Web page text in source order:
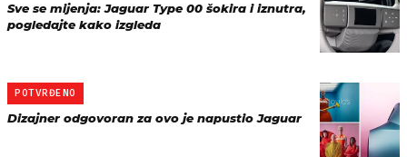
Sve se mijenja: Jaguar Type 00 šokira i iznutra,
pogledajte kako izgleda
POTVRĐENO
Dizajner odgovoran za ovo je napustio Jaguar